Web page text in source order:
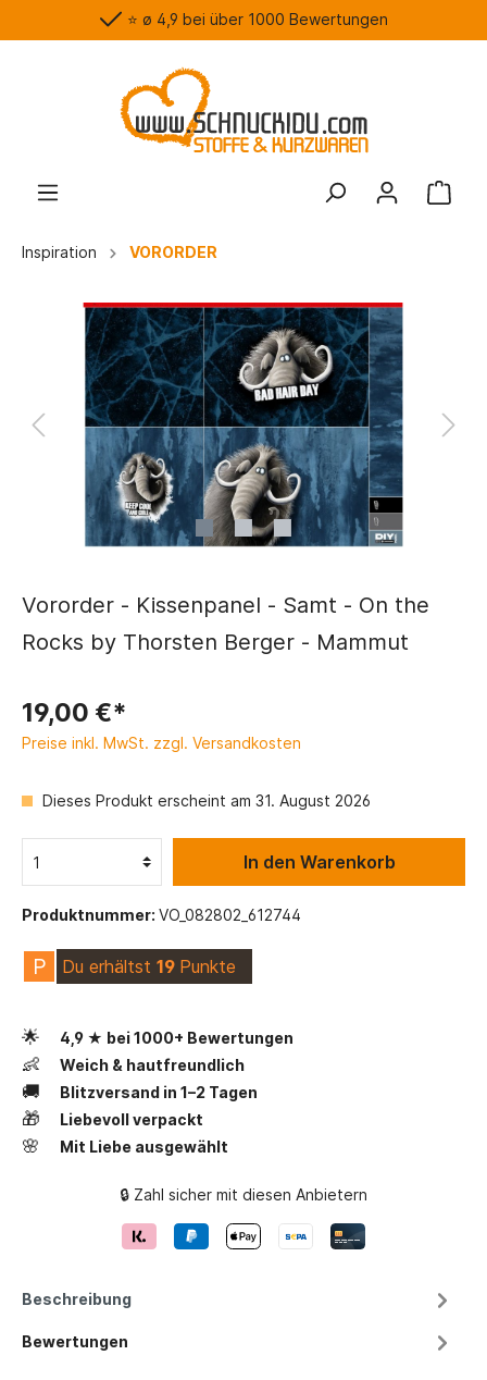
⭐️ ø 4,9 bei über 1000 Bewertungen
Inspiration VORORDER
Vororder - Kissenpanel - Samt - On the
Rocks by Thorsten Berger - Mammut
19,00 €*
Preise inkl. MwSt. zzgl. Versandkosten
Dieses Produkt erscheint am 31. August 2026
In den Warenkorb
Produktnummer: VO_082802_612744
P Du erhältst 19 Punkte
🌟 4,9 ★ bei 1000+ Bewertungen
👶 Weich & hautfreundlich
🚚 Blitzversand in 1–2 Tagen
🎁 Liebevoll verpackt
🌸 Mit Liebe ausgewählt
🔒 Zahl sicher mit diesen Anbietern
Beschreibung
Bewertungen